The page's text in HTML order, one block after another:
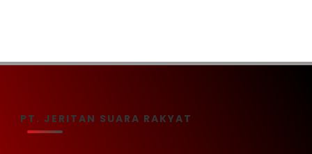
PT. JERITAN SUARA RAKYAT